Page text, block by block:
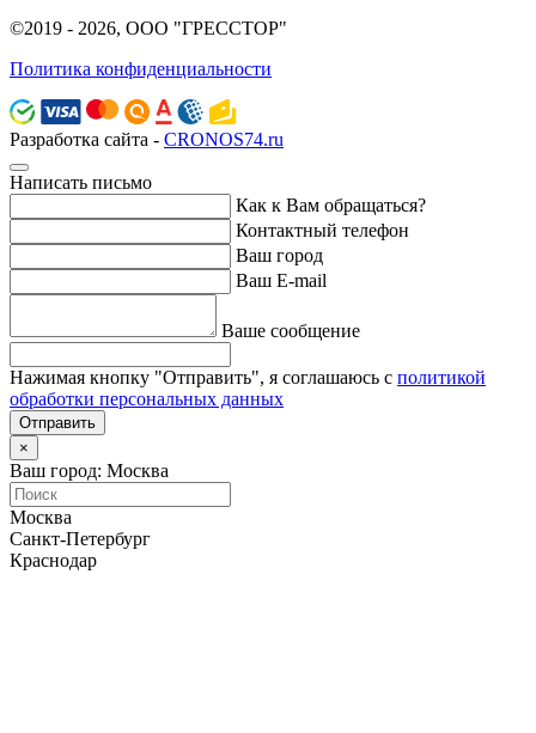
©2019 - 2026, ООО "ГРЕССТОР"
Политика конфиденциальности
Разработка сайта - CRONOS74.ru
Написать письмо
Как к Вам обращаться?
Контактный телефон
Ваш город
Ваш E-mail
Ваше сообщение
Нажимая кнопку "Отправить", я соглашаюсь с политикой
обработки персональных данных
Отправить
×
Ваш город: Москва
Москва
Санкт-Петербург
Краснодар